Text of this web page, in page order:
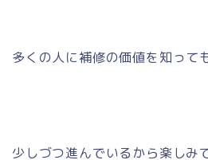
多くの人に補修の価値を知って
少しづつ進んでいるから楽しみ